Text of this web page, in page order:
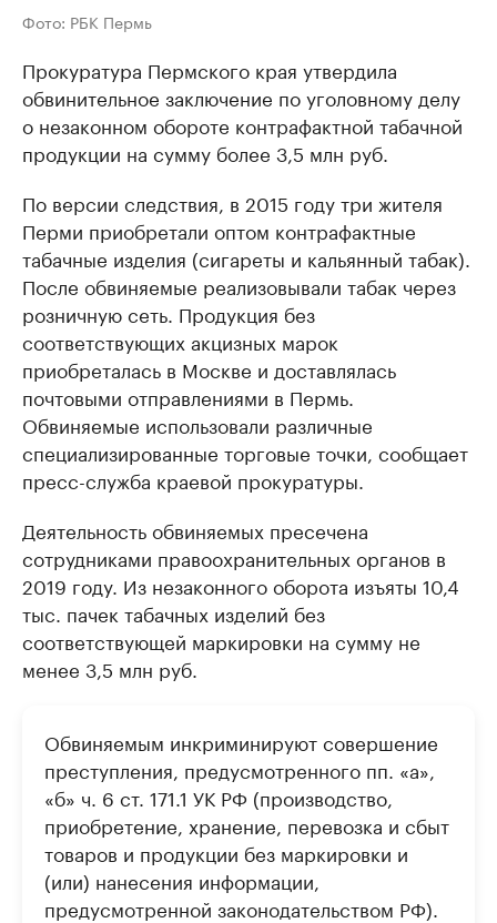
Фото: РБК Пермь
Прокуратура Пермского края утвердила
обвинительное заключение по уголовному делу
о незаконном обороте контрафактной табачной
продукции на сумму более 3,5 млн руб.
По версии следствия, в 2015 году три жителя
Перми приобретали оптом контрафактные
табачные изделия (сигареты и кальянный табак).
После обвиняемые реализовывали табак через
розничную сеть. Продукция без
соответствующих акцизных марок
приобреталась в Москве и доставлялась
почтовыми отправлениями в Пермь.
Обвиняемые использовали различные
специализированные торговые точки, сообщает
пресс-служба краевой прокуратуры.
Деятельность обвиняемых пресечена
сотрудниками правоохранительных органов в
2019 году. Из незаконного оборота изъяты 10,4
тыс. пачек табачных изделий без
соответствующей маркировки на сумму не
менее 3,5 млн руб.
Обвиняемым инкриминируют совершение
преступления, предусмотренного пп. «а»,
«б» ч. 6 ст. 171.1 УК РФ (производство,
приобретение, хранение, перевозка и сбыт
товаров и продукции без маркировки и
(или) нанесения информации,
предусмотренной законодательством РФ).